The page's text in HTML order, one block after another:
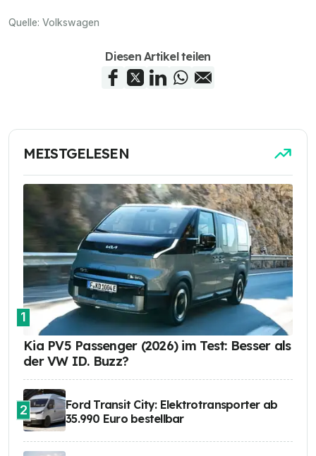
Quelle: Volkswagen
Diesen Artikel teilen
MEISTGELESEN
1
Kia PV5 Passenger (2026) im Test: Besser als
der VW ID. Buzz?
2
Ford Transit City: Elektrotransporter ab
35.990 Euro bestellbar